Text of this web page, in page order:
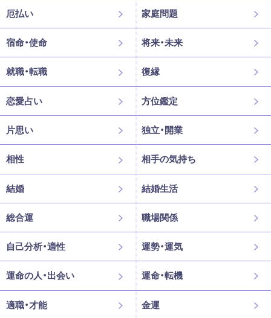
厄払い 家庭問題
宿命・使命 将来・未来
就職・転職 復縁
恋愛占い 方位鑑定
片思い 独立・開業
相性 相手の気持ち
結婚 結婚生活
総合運 職場関係
自己分析・適性 運勢・運気
運命の人・出会い 運命・転機
適職・才能 金運